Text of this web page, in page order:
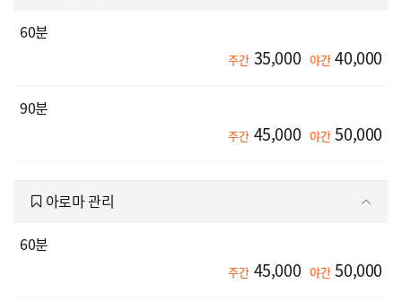
60분
주간 35,000 야간 40,000
90분
주간 45,000 야간 50,000
아로마 관리
60분
주간 45,000 야간 50,000